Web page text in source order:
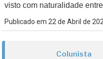
visto com naturalidade
Publicado em 22 de Abril de
Colunista